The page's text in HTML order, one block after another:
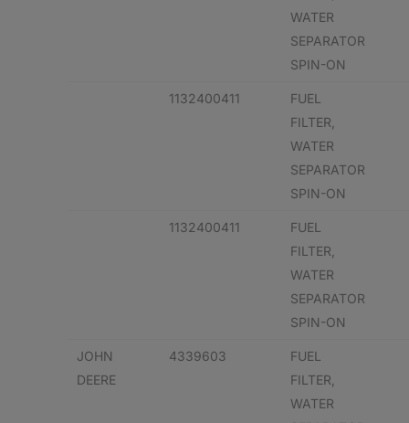
WATER
SEPARATOR
SPIN-ON
1132400411
FUEL
FILTER,
WATER
SEPARATOR
SPIN-ON
1132400411
FUEL
FILTER,
WATER
SEPARATOR
SPIN-ON
JOHN
DEERE
4339603
FUEL
FILTER,
WATER